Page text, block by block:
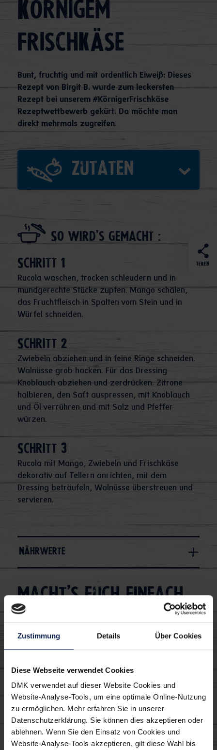
Zustimmung Details Über Cookies
Diese Webseite verwendet Cookies
DMK verwendet auf dieser Website Cookies und
Website-Analyse-Tools, um eine optimale Online-Nutzung
zu ermöglichen. Mehr erfahren Sie in unserer
Datenschutzerklärung. Sie können dies akzeptieren oder
ablehnen. Wenn Sie den Einsatz von Cookies und
Website-Analyse-Tools akzeptieren, gilt diese Wahl bis
TEILEN
Körnigem
Frischkäse
Bunt, fruchtig und mit ordentlich Eiweiß: Dieses
Rezept von Birgit B. wurde zum leckersten
Rezept bei unserem #KörnigerFrischkäse
Rezeptwettbewerb gekürt. Da möchte man
direkt mehrmals zugreifen.
Zutaten
So wird's gemacht :
Schritt 1
Rucola waschen, trocken schleudern und in
mundgerechte Stücke zupfen. Mango schälen,
das Fruchtfleisch in Spalten vom Stein und in
Würfel schneiden.
Schritt 2
Zwiebeln abziehen und in feine Ringe schneiden.
Walnüsse grob hacken. Für das Dressing
Knoblauch abziehen und zerdrücken. Zitrone
halbieren, den Saft auspressen, mit Knoblauch
und Öl verrühren und mit Salz und Pfeffer
würzen.
Schritt 3
Rucola mit Mango, Zwiebeln und Frischkäse
dekorativ auf Tellern anrichten, mit dem
Dressing beträufeln, Walnüsse überstreuen und
servieren.
Nährwerte
Macht's euch einfach
lecker:
Salat zum Grillen
Verwendete MILRAM